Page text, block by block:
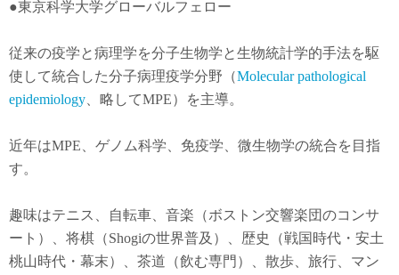
●東京科学大学グローバルフェロー
従来の疫学と病理学を分子生物学と生物統計学的手法を駆
使して統合した分子病理疫学分野（Molecular pathological
epidemiology 、略してMPE）を主導。
近年はMPE 、ゲノム科学、免疫学、微生物学の統合を目指
す。
趣味はテニス、自転車、音楽（ボストン交響楽団のコンサ
ート）、将棋（Shogiの世界普及）、歴史（戦国時代・安土
桃山時代・幕末）、茶道（飲む専門）、散歩、旅行、マン